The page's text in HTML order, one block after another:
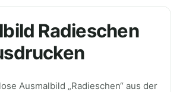
Radieschen
Ausmalbild „Radieschen“ aus der